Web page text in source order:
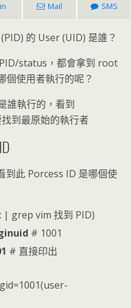
Mail SMS
的 User (UID) 是誰？
status，都會拿到 root
個使用者執行的呢？
誰執行的，看到
到最原始的執行者
此 Porcess ID 是哪個使
| grep vim 找到 PID)
# 1001
# 直接印出